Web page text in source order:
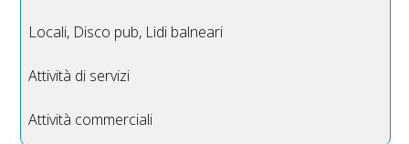
Locali, Disco pub, Lidi balneari
Attività di servizi
Attività commerciali